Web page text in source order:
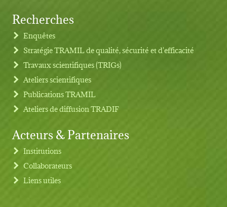
Footer menu
Recherches
Enquêtes
Stratégie TRAMIL de qualité, sécurité et d'efficacité
Travaux scientifiques (TRIGs)
Ateliers scientifiques
Publications TRAMIL
Ateliers de diffusion TRADIF
Acteurs & Partenaires
Institutions
Collaborateurs
Liens utiles